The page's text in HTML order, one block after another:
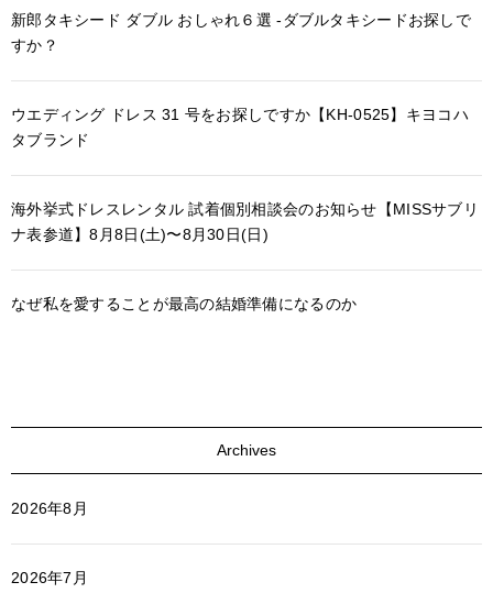
新郎タキシード ダブル おしゃれ６選 -ダブルタキシードお探しで
すか？
ウエディング ドレス 31 号をお探しですか【KH-0525】キヨコハ
タブランド
海外挙式ドレスレンタル 試着個別相談会のお知らせ【MISSサブリ
ナ表参道】8月8日(土)〜8月30日(日)
なぜ私を愛することが最高の結婚準備になるのか
Archives
2026年8月
2026年7月